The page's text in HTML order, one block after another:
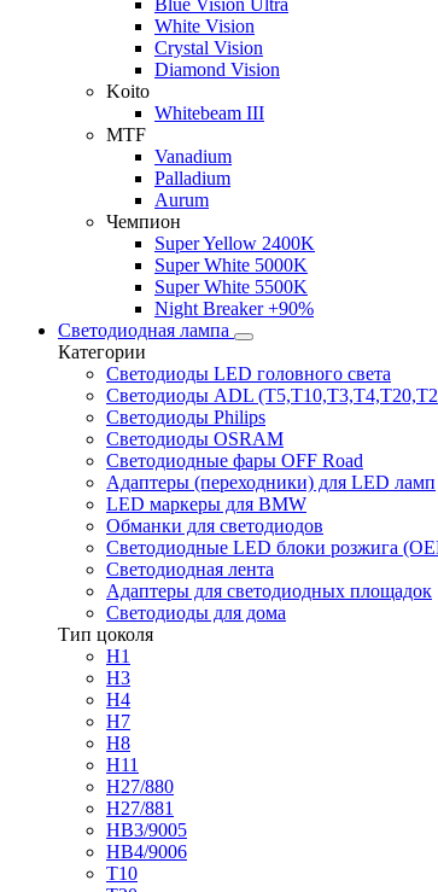
Blue Vision Ultra
White Vision
Crystal Vision
Diamond Vision
Koito
Whitebeam III
MTF
Vanadium
Palladium
Aurum
Чемпион
Super Yellow 2400K
Super White 5000K
Super White 5500K
Night Breaker +90%
Светодиодная лампа
Категории
Светодиоды LED головного света
Светодиоды ADL
Светодиоды Philips
Светодиоды OSRAM
Светодиодные фары OFF Road
Адаптеры (переходники) для LED ламп
LED маркеры для BMW
Обманки для светодиодов
Светодиодные LED блоки розжига
Светодиодная лента
Адаптеры для светодиодных площадок
Светодиоды для дома
Тип цоколя
H1
H3
H4
H7
H8
H11
H27/880
H27/881
HB3/9005
HB4/9006
T10